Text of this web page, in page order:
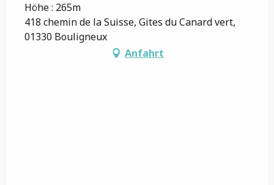
Höhe : 265m
418 chemin de la Suisse, Gites du Canard vert,
01330 Bouligneux
Anfahrt